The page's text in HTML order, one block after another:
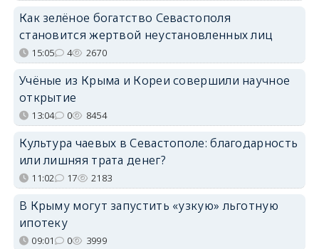
Как зелёное богатство Севастополя
становится жертвой неустановленных лиц
15:05 4 2670
Учёные из Крыма и Кореи совершили научное
открытие
13:04 0 8454
Культура чаевых в Севастополе: благодарность
или лишняя трата денег?
11:02 17 2183
В Крыму могут запустить «узкую» льготную
ипотеку
09:01 0 3999